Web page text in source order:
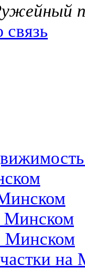
связь
Минском
Минском
на